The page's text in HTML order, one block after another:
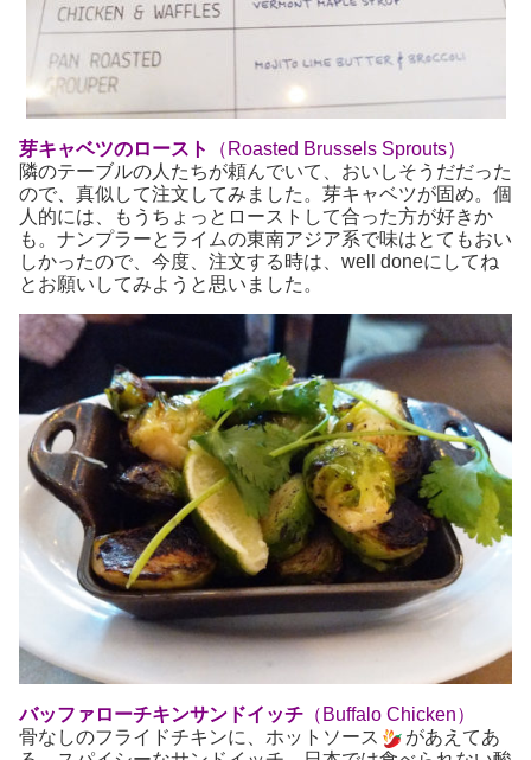
芽キャベツのロースト
（Roasted Brussels Sprouts）
隣のテーブルの人たちが頼んでいて、おいしそうだだった
ので、真似して注文してみました。芽キャベツが固め。個
人的には、もうちょっとローストして合った方が好きか
も。ナンプラーとライムの東南アジア系で味はとてもおい
しかったので、今度、注文する時は、well doneにしてね
とお願いしてみようと思いました。
バッファローチキンサンドイッチ （Buffalo Chicken）
骨なしのフライドチキンに、ホットソース
があえてあ